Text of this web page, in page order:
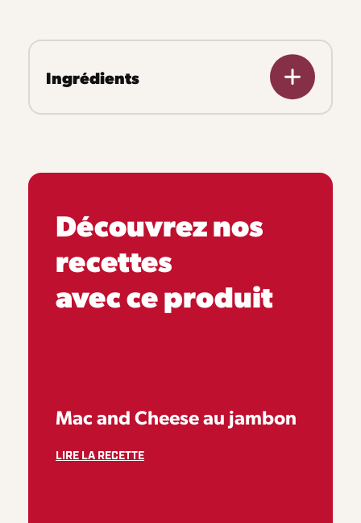
Ingrédients
Découvrez nos
recettes
avec ce produit
Mac and Cheese au jambon
LIRE LA RECETTE